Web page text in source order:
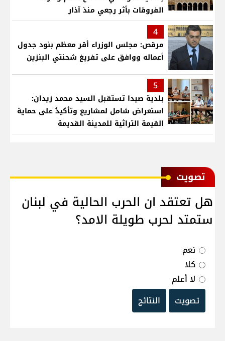
الفروقات بأثر رجعي منذ آذار
4
مرقص: مجلس الوزراء أقر معظم بنود جدول
أعماله ووافق على تفريغ شحنتي البنزين
5
بلدية صيدا تستقبل السيد محمد زيدان:
استعراض شامل لمشاريع وتأكيدٌ على حماية
القيمة التراثية للمدينة القديمة
ﺗﺼﻮﻳﺖ
هل تعتقد ان الحرب الحالية في لبنان
ستمتد لحرب طويلة الامد؟
نعم
كلا
لا أعلم
تصويت
النتائج